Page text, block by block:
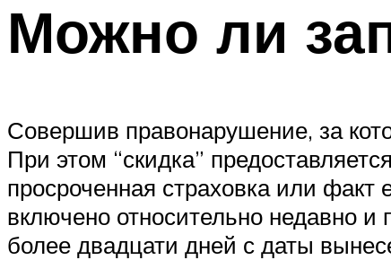
Можно ли
Совершив правонарушение, за
При этом “скидка”
просроченная страховка или
включено относительно недавно и
более двадцати дней с даты